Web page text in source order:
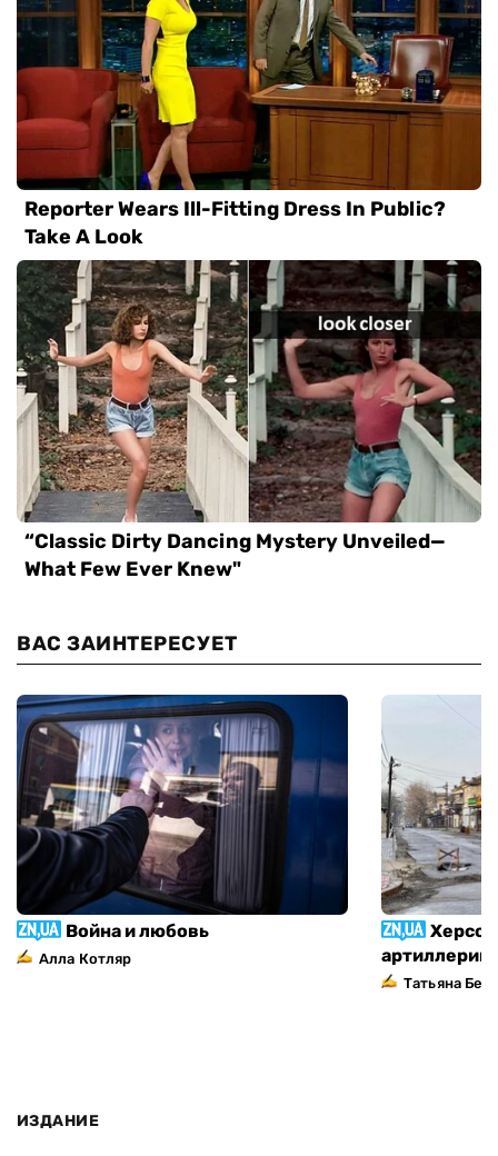
ВАС ЗАИНТЕРЕСУЕТ
Война и любовь
Алла Котляр
Татьяна
ИЗДАНИЕ